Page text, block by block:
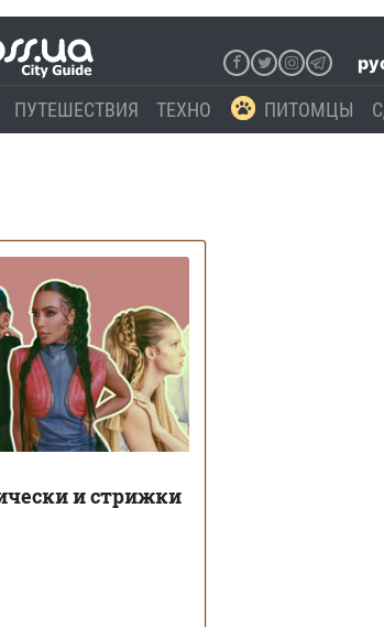
ПУТЕШЕСТВИЯ ТЕХНО ПИТОМЦЫ
и стрижки